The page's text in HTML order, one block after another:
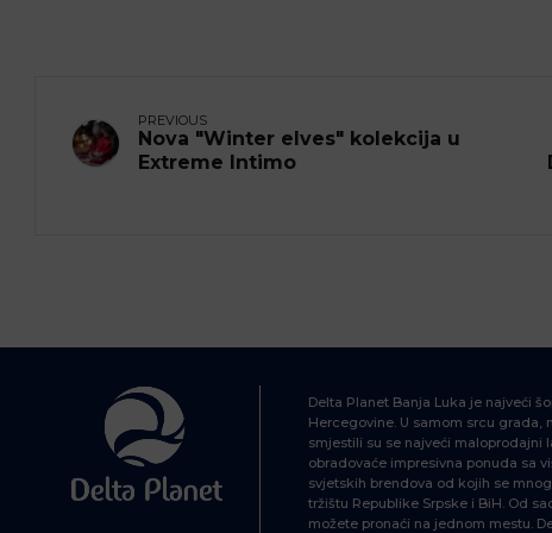
PREVIOUS
Nova "Winter elves" kolekcija u
Extreme Intimo
Delta Planet Banja Luka je najveći
Hercegovine. U samom srcu grada,
smjestili su se najveći maloprodajni
obradovaće impresivna ponuda sa
svjetskih brendova od kojih se
tržištu Republike Srpske i BiH. Od
možete pronaći na jednom mestu.